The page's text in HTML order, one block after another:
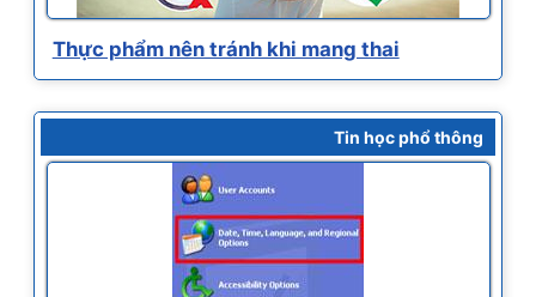
Thực phẩm nên tránh khi mang thai
Tin học phổ thông